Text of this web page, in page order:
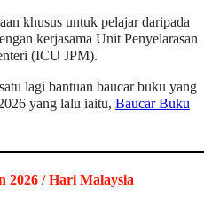
khusus untuk pelajar daripada
kerjasama Unit Penyelarasan
(ICU JPM).
lagi bantuan baucar buku yang
yang lalu iaitu, Baucar Buku
2026 / Hari Malaysia